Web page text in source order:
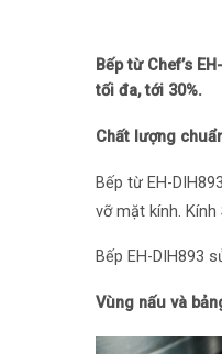
Bếp từ Chef’s
tối đa, tới 30%.
Chất lượng
Bếp từ EH-
vỡ mặt kính.
Bếp EH-DIH893
Vùng nấu và